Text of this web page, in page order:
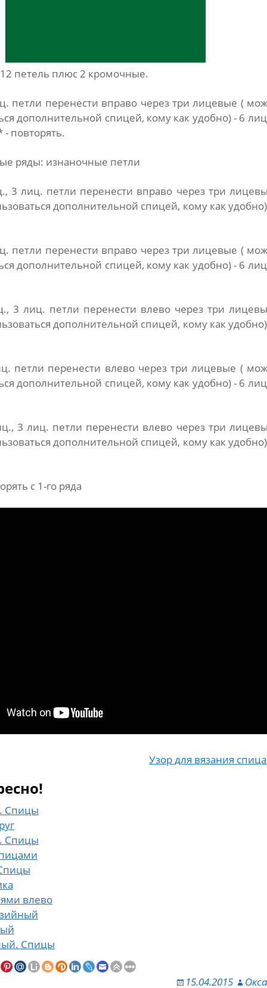
петель плюс 2 кромочные.
петли перенести вправо через три лицевые (
дополнительной спицей, кому как удобно) - 6
- повторять.
ряды: изнаночные петли
3 лиц. петли перенести вправо через три
дополнительной спицей, кому как
петли перенести вправо через три лицевые (
дополнительной спицей, кому как удобно) - 6
3 лиц. петли перенести влево через три
дополнительной спицей, кому как
петли перенести влево через три лицевые (
дополнительной спицей, кому как удобно) - 6
3 лиц. петли перенести влево через три
дополнительной спицей, кому как
с 1-го ряда
Узор для вязания
Спицы
Спицы
влево
Спицы
15.04.2015